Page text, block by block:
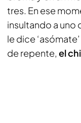
tres. En ese
insultando a
le dice
de repente, el